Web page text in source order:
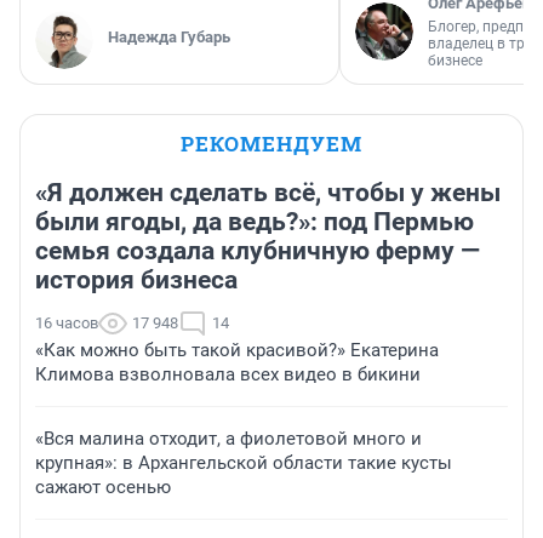
Надежда Губарь
Блогер,
владелец в
бизнесе
РЕКОМЕНДУЕМ
«Я должен сделать всё, чтобы у жены
были ягоды, да ведь?»: под Пермью
семья создала клубничную ферму —
история бизнеса
16 часов 17 948 14
«Как можно быть такой красивой?» Екатерина
Климова взволновала всех видео в бикини
«Вся малина отходит, а фиолетовой много и
крупная»: в Архангельской области такие кусты
сажают осенью